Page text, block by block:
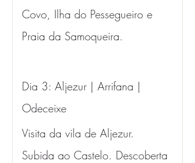
Covo, Ilha do Pessegueiro e
Praia da Samoqueira.
Dia 3: Aljezur | Arrifana |
Odeceixe
Visita da vila de Aljezur.
Subida ao Castelo. Descoberta